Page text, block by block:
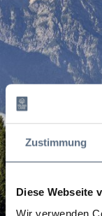
Zustimmung
Diese Webseite
Wir verwenden